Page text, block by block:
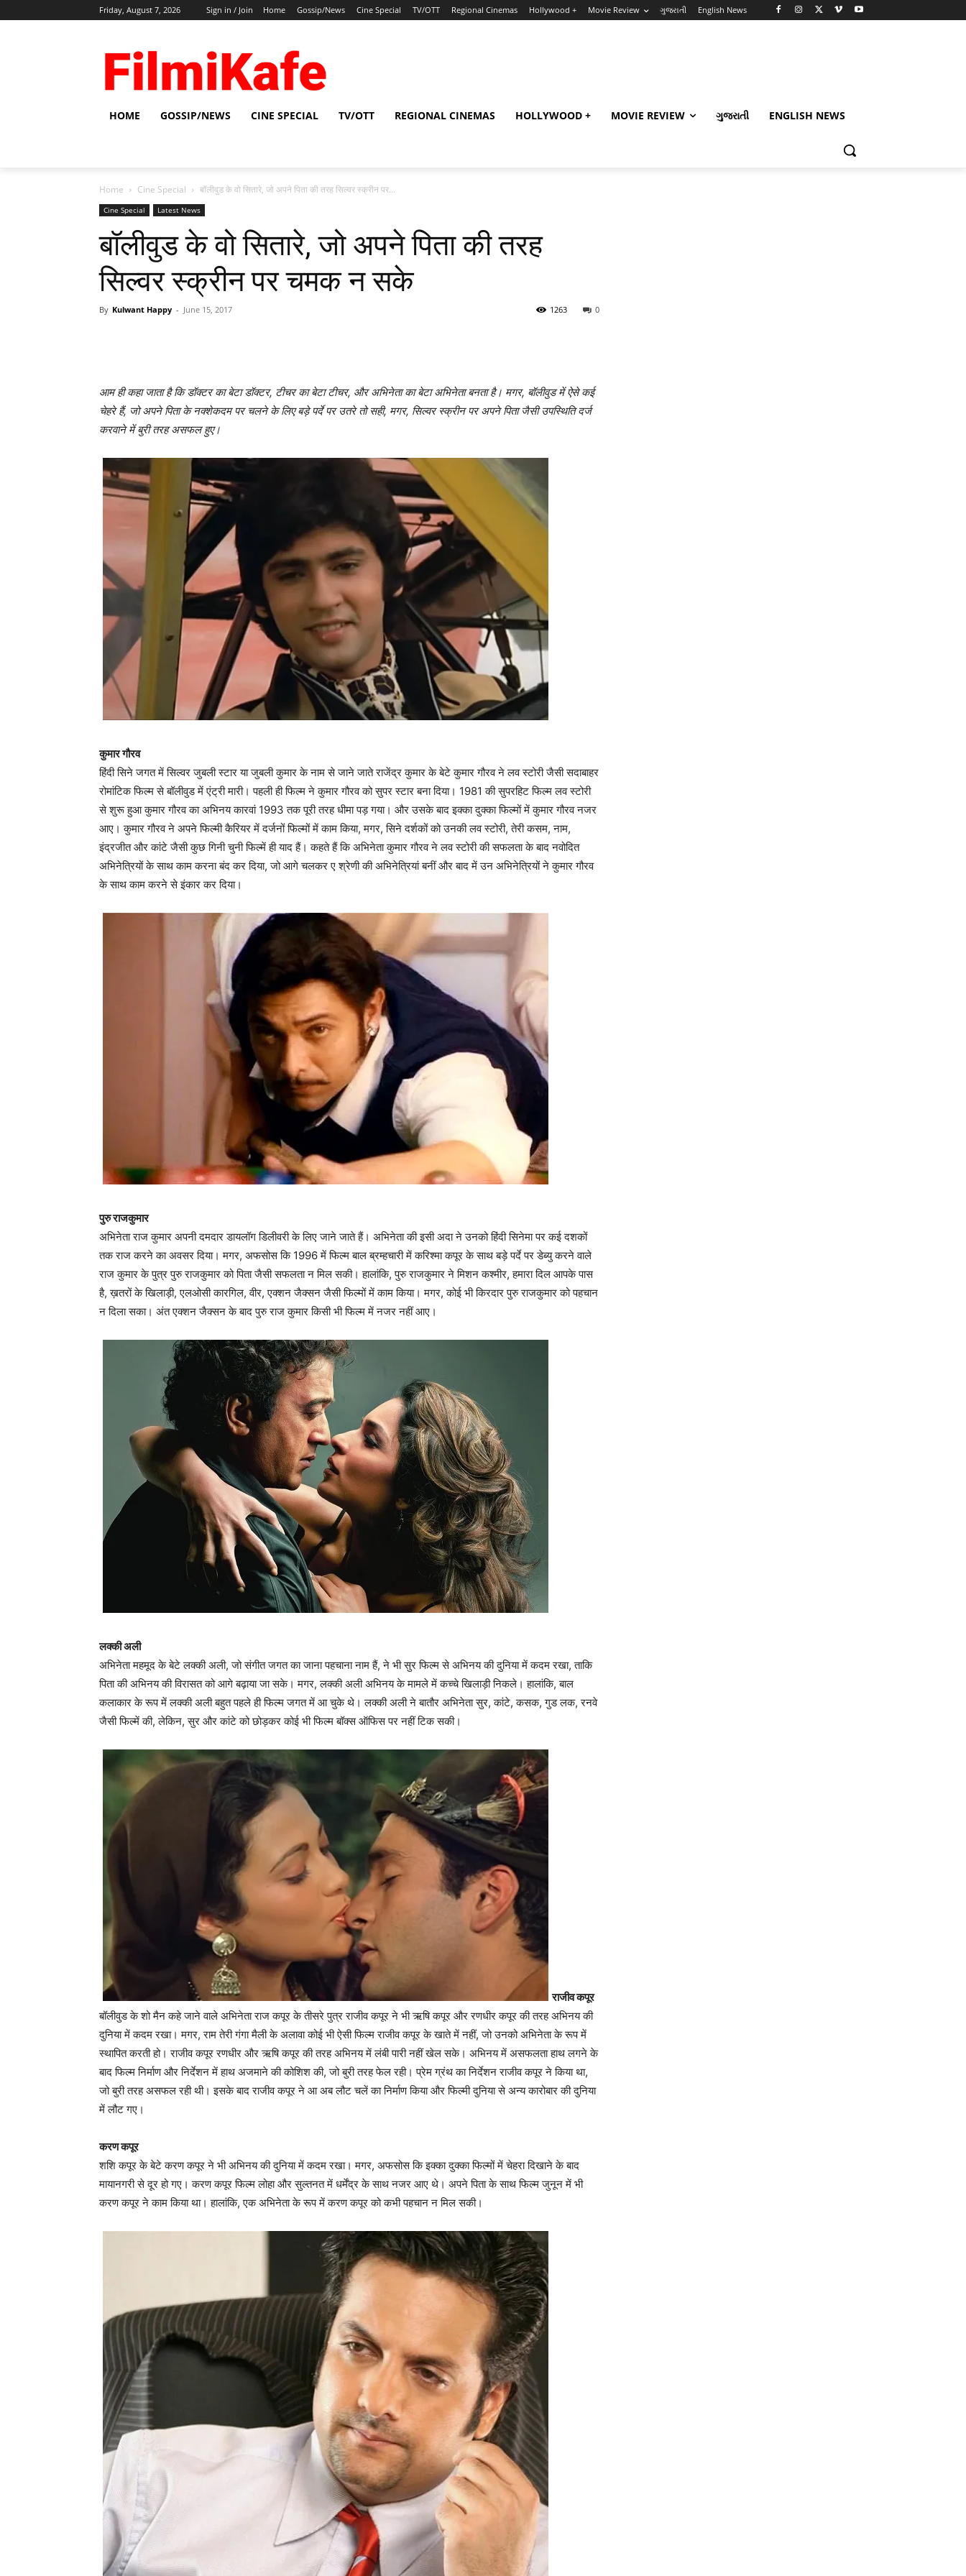
Friday, August 7, 2026 Sign in / Join Home Gossip/News Cine Special TV/OTT Regional Cinemas Hollywood + Movie Review ગુજરાતી English News
HOME GOSSIP/NEWS CINE SPECIAL TV/OTT REGIONAL CINEMAS HOLLYWOOD + MOVIE REVIEW ગુજરાતી ENGLISH NEWS
Home Cine Special बॉलीवुड के वो सितारे, जो अपने पिता की तरह सिल्‍वर स्‍क्रीन पर...
Cine Special Latest News
बॉलीवुड के वो सितारे, जो अपने पिता की तरह
सिल्‍वर स्‍क्रीन पर चमक न सके
By Kulwant Happy - June 15, 2017 0
1263
आम ही कहा जाता है कि डॉक्‍टर का बेटा डॉक्‍टर, टीचर का बेटा टीचर, और अभिनेता का बेटा अभिनेता बनता है। मगर, बॉलीवुड में ऐसे कई
चेहरे हैं, जो अपने पिता के नक्‍शेकदम पर चलने के लिए बड़े पर्दे पर उतरे तो सही, मगर, सिल्‍वर स्‍क्रीन पर अपने पिता जैसी उपस्‍थिति दर्ज
करवाने में बुरी तरह असफल हुए।
कुमार गौरव
हिंदी सिने जगत में सिल्‍वर जुबली स्‍टार या जुबली कुमार के नाम से जाने जाते राजेंद्र कुमार के बेटे कुमार गौरव ने लव स्‍टोरी जैसी सदाबाहर
रोमांटिक फिल्‍म से बॉलीवुड में एंट्री मारी। पहली ही फिल्‍म ने कुमार गौरव को सुपर स्‍टार बना दिया। 1981 की सुपरहिट फिल्‍म लव स्‍टोरी
से शुरू हुआ कुमार गौरव का अभिनय कारवां 1993 तक पूरी तरह धीमा पड़ गया। और उसके बाद इक्‍का दुक्‍का फिल्‍मों में कुमार गौरव नजर
आए। कुमार गौरव ने अपने फिल्‍मी कैरियर में दर्जनों फिल्‍मों में काम किया, मगर, सिने दर्शकों को उनकी लव स्‍टोरी, तेरी कसम, नाम,
इंद्रजीत और कांटे जैसी कुछ गिनी चुनी फिल्‍में ही याद हैं। कहते हैं कि अभिनेता कुमार गौरव ने लव स्‍टोरी की सफलता के बाद नवोदित
अभिनेत्रियों के साथ काम करना बंद कर दिया, जो आगे चलकर ए श्रेणी की अभिनेत्रियां बनीं और बाद में उन अभिनेत्रियों ने कुमार गौरव
के साथ काम करने से इंकार कर दिया।
पुरु राजकुमार
अभिनेता राज कुमार अपनी दमदार डायलॉग डिलीवरी के लिए जाने जाते हैं। अभिनेता की इसी अदा ने उनको हिंदी सिनेमा पर कई दशकों
तक राज करने का अवसर दिया। मगर, अफसोस कि 1996 में फिल्‍म बाल ब्रम्हचारी में करिश्‍मा कपूर के साथ बड़े पर्दे पर डेब्‍यु करने वाले
राज कुमार के पुत्र पुरु राजकुमार को पिता जैसी सफलता न मिल सकी। हालांकि, पुरु राजकुमार ने मिशन कश्‍मीर, हमारा दिल आपके पास
है, ख़तरों के खिलाड़ी, एलओसी कारगिल, वीर, एक्‍शन जैक्‍सन जैसी फिल्‍मों में काम किया। मगर, कोई भी किरदार पुरु राजकुमार को पहचान
न दिला सका। अंत एक्‍शन जैक्‍सन के बाद पुरु राज कुमार किसी भी फिल्‍म में नजर नहीं आए।
लक्‍की अली
अभिनेता महमूद के बेटे लक्‍की अली, जो संगीत जगत का जाना पहचाना नाम हैं, ने भी सुर फिल्‍म से अभिनय की दुनिया में कदम रखा, ताकि
पिता की अभिनय की विरासत को आगे बढ़ाया जा सके। मगर, लक्‍की अली अभिनय के मामले में कच्‍चे खिलाड़ी निकले। हालांकि, बाल
कलाकार के रूप में लक्‍की अली बहुत पहले ही फिल्‍म जगत में आ चुके थे। लक्‍की अली ने बातौर अभिनेता सुर, कांटे, कसक, गुड लक, रनवे
जैसी फिल्‍में की, लेकिन, सुर और कांटे को छोड़कर कोई भी फिल्‍म बॉक्‍स ऑफिस पर नहीं टिक सकी।
राजीव कपूर
बॉलीवुड के शो मैन कहे जाने वाले अभिनेता राज कपूर के तीसरे पुत्र राजीव कपूर ने भी ऋषि कपूर और रणधीर कपूर की तरह अभिनय की
दुनिया में कदम रखा। मगर, राम तेरी गंगा मैली के अलावा कोई भी ऐसी फिल्‍म राजीव कपूर के खाते में नहीं, जो उनको अभिनेता के रूप में
स्‍थापित करती हो। राजीव कपूर रणधीर और ऋषि कपूर की तरह अभिनय में लंबी पारी नहीं खेल सके। अभिनय में असफलता हाथ लगने के
बाद फिल्‍म निर्माण और निर्देशन में हाथ अजमाने की कोशिश की, जो बुरी तरह फेल रही। प्रेम ग्रंथ का निर्देशन राजीव कपूर ने किया था,
जो बुरी तरह असफल रही थी। इसके बाद राजीव कपूर ने आ अब लौट चलें का निर्माण किया और फिल्‍मी दुनिया से अन्‍य कारोबार की दुनिया
में लौट गए।
करण कपूर
शशि कपूर के बेटे करण कपूर ने भी अभिनय की दुनिया में कदम रखा। मगर, अफसोस कि इक्‍का दुक्‍का फिल्‍मों में चेहरा दिखाने के बाद
मायानगरी से दूर हो गए। करण कपूर फिल्‍म लोहा और सुल्‍तनत में धर्मेंद्र के साथ नजर आए थे। अपने पिता के साथ फिल्‍म जुनून में भी
करण कपूर ने काम किया था। हालांकि, एक अभिनेता के रूप में करण कपूर को कभी पहचान न मिल सकी।